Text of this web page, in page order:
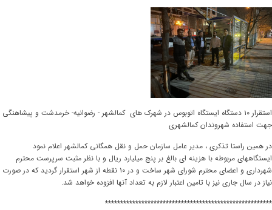
استقرار ۱۰ دستگاه ایستگاه اتوبوس در شهرک های کمالشهر - رضوانیه- خرمدشت و پیشاهنگی
جهت استفاده شهروندان کمالشهری
در همین راستا تذکری ، مدیر عامل سازمان حمل و نقل همگانی کمالشهر اعلام نمود
ایستگاههای مربوطه با هزینه ای بالغ بر پنج میلیارد ریال و با نظر مثبت سرپرست محترم
شهرداری و اعضای محترم شورای شهر ساخت و در ۱۰ نقطه از شهر استقرار گردید که در صورت
نیاز در سال جاری نیز با تامین اعتبار لازم به تعداد آنها افزوده خواهد شد.
*******************************************************